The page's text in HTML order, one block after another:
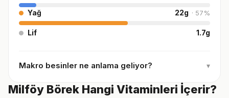
Yağ 22g · 57%
Lif 1.7g
Makro besinler ne anlama geliyor? ▾
Milföy Börek Hangi Vitaminleri İçerir?